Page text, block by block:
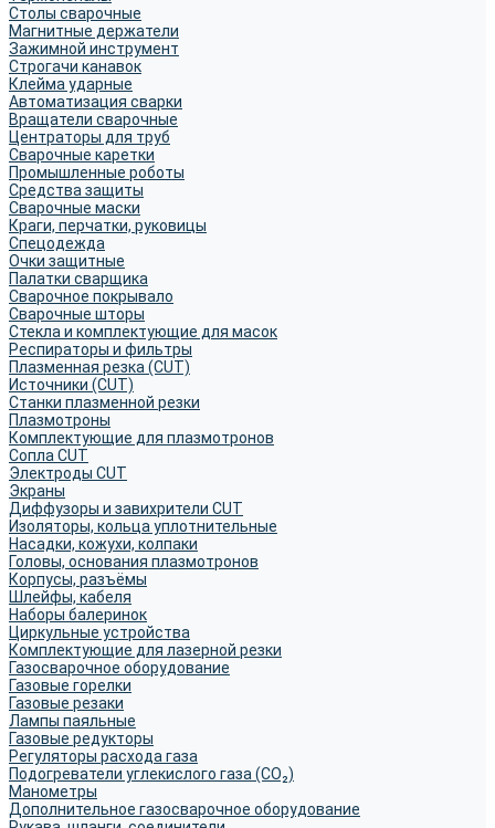
Столы сварочные
Магнитные держатели
Зажимной инструмент
Строгачи канавок
Клейма ударные
Автоматизация сварки
Вращатели сварочные
Центраторы для труб
Сварочные каретки
Промышленные роботы
Средства защиты
Сварочные маски
Краги, перчатки, руковицы
Спецодежда
Очки защитные
Палатки сварщика
Сварочное покрывало
Сварочные шторы
Стекла и комплектующие для масок
Респираторы и фильтры
Плазменная резка (CUT)
Источники (CUT)
Станки плазменной резки
Плазмотроны
Комплектующие для плазмотронов
Сопла CUT
Электроды CUT
Экраны
Диффузоры и завихрители CUT
Изоляторы, кольца уплотнительные
Насадки, кожухи, колпаки
Головы, основания плазмотронов
Корпусы, разъёмы
Шлейфы, кабеля
Наборы балеринок
Циркульные устройства
Комплектующие для лазерной резки
Газосварочное оборудование
Газовые горелки
Газовые резаки
Лампы паяльные
Газовые редукторы
Регуляторы расхода газа
Подогреватели углекислого газа (CO₂)
Манометры
Дополнительное газосварочное оборудование